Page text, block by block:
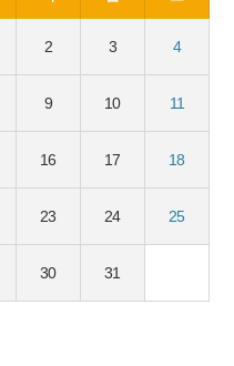
2 3 4
9 10 11
16 17 18
23 24 25
30 31